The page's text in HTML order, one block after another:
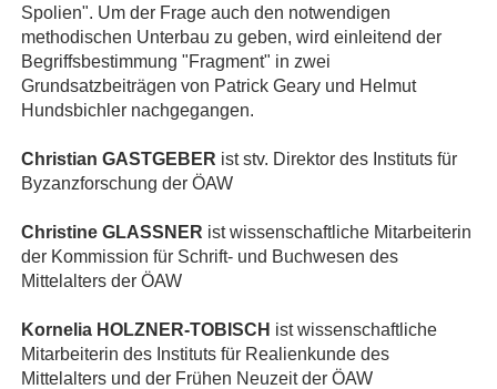
Spolien". Um der Frage auch den notwendigen
methodischen Unterbau zu geben, wird einleitend der
Begriffsbestimmung "Fragment" in zwei
Grundsatzbeiträgen von Patrick Geary und Helmut
Hundsbichler nachgegangen.
Christian GASTGEBER ist stv. Direktor des Instituts für
Byzanzforschung der ÖAW
Christine GLASSNER ist wissenschaftliche Mitarbeiterin
der Kommission für Schrift- und Buchwesen des
Mittelalters der ÖAW
Kornelia HOLZNER-TOBISCH ist wissenschaftliche
Mitarbeiterin des Instituts für Realienkunde des
Mittelalters und der Frühen Neuzeit der ÖAW